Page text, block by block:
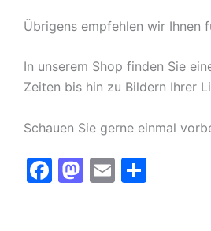
Übrigens empfehlen wir Ihnen
In unserem Shop finden Sie
Zeiten bis hin zu Bildern Ihrer
Schauen Sie gerne einmal
F
M E